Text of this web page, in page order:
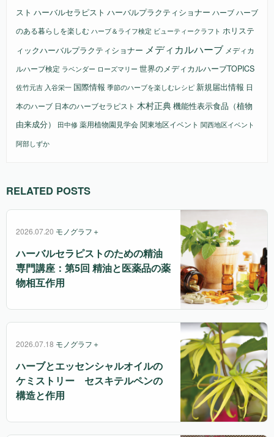
スト ハーバルセラピスト ハーバルプラクティショナー ハーブハーブ
のある暮らしを楽しむ ハーブ＆ライフ検定 ビューティークラフト ホリステ
ィックハーバルプラクティショナー メディカルハーブ メディカ
ルハーブ検定 ラベンダー ローズマリー 世界のメディカルハーブTOPICS
佐竹元吉 入谷栄一 国際情報 季節のハーブを楽しむレシピ 新規届出情報 日
本のハーブ 日本のハーブセラピスト 木村正典機能性表示食品（植物
由来成分）
田中修 薬用植物園見学会関東地区イベント 関西地区イベント
阿部しずか
RELATED POSTS
2026.07.20 モノグラフ＋
ハーバルセラピストのための精油
専門講座：第5回 精油と医薬品の薬
物相互作用
2026.07.18 モノグラフ＋
ハーブとエッセンシャルオイルの
ケミストリー セスキテルペンの
構造と作用